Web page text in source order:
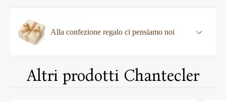
Alla confezione regalo ci pensiamo noi
Altri prodotti Chantecler